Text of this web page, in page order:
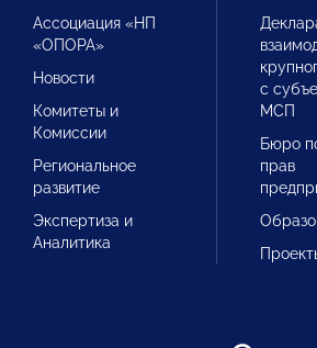
Ассоциация «НП
«ОПОРА»
Новости
Комитеты и
Комиссии
Региональное
развитие
Экспертиза и
Аналитика
с
МСП
Бюро
прав